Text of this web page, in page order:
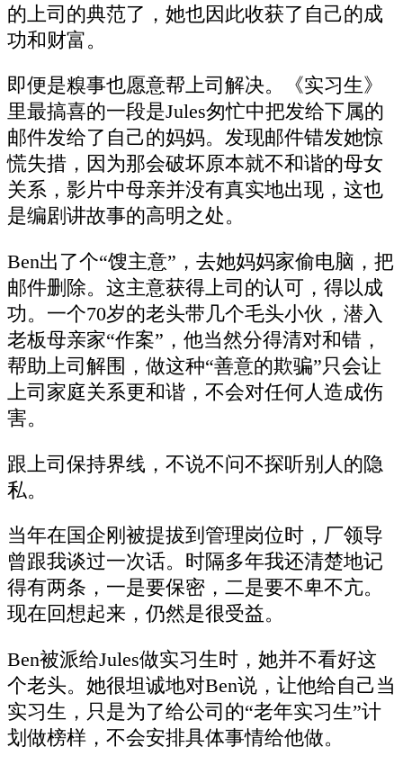
的上司的典范了，她也因此收获了自己的成
功和财富。
即便是糗事也愿意帮上司解决。《实习生》
里最搞喜的一段是Jules匆忙中把发给下属的
邮件发给了自己的妈妈。发现邮件错发她惊
慌失措，因为那会破坏原本就不和谐的母女
关系，影片中母亲并没有真实地出现，这也
是编剧讲故事的高明之处。
Ben出了个“馊主意”，去她妈妈家偷电脑，把
邮件删除。这主意获得上司的认可，得以成
功。一个70岁的老头带几个毛头小伙，潜入
老板母亲家“作案”，他当然分得清对和错，
帮助上司解围，做这种“善意的欺骗”只会让
上司家庭关系更和谐，不会对任何人造成伤
害。
跟上司保持界线，不说不问不探听别人的隐
私。
当年在国企刚被提拔到管理岗位时，厂领导
曾跟我谈过一次话。时隔多年我还清楚地记
得有两条，一是要保密，二是要不卑不亢。
现在回想起来，仍然是很受益。
Ben被派给Jules做实习生时，她并不看好这
个老头。她很坦诚地对Ben说，让他给自己当
实习生，只是为了给公司的“老年实习生”计
划做榜样，不会安排具体事情给他做。